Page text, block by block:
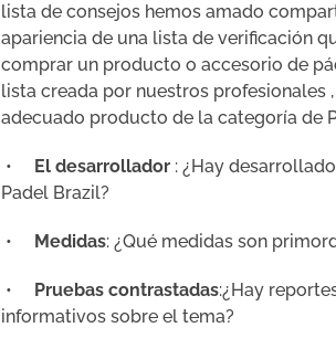
lista de consejos hemos amado
apariencia de una lista de verificación
comprar un producto o accesorio de
lista creada por nuestros profesionales
adecuado producto de la categoría de
• El desarrollador : ¿Hay
Padel Brazil?
• Medidas: ¿Qué medidas son
• Pruebas contrastadas:¿Hay
informativos sobre el tema?